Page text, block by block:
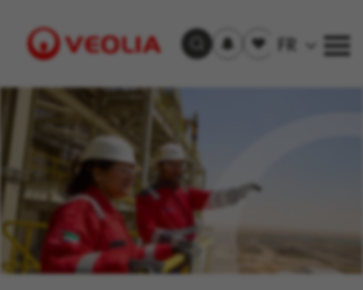
Visit
Trouver un emploi
aux
Offre(s)
sauvegardée(s)
FR